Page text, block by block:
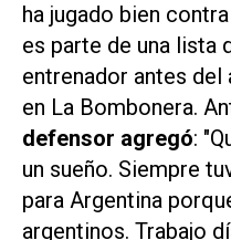
ha jugado bien
es parte de una lista
entrenador antes
en La Bombonera.
defensor agregó:
un sueño. Siempre
para Argentina
argentinos. Trabajo